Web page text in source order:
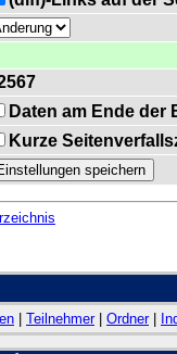
Daten am Ende
Kurze
Teilnehmer| Ordner|